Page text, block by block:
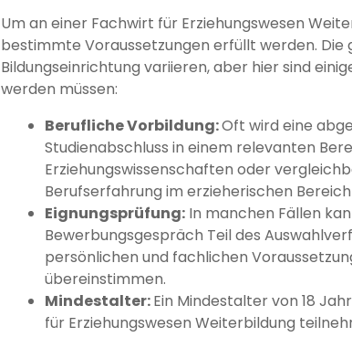
Um an einer Fachwirt für Erziehungswesen
bestimmte Voraussetzungen erfüllt werden.
Bildungseinrichtung variieren, aber hier sind
werden müssen:
Berufliche Vorbildung:Oft wird eine
Studienabschluss in einem relevanten
Erziehungswissenschaften oder
Berufserfahrung im erzieherischen
Eignungsprüfung: In manchen Fällen
Bewerbungsgespräch Teil des
persönlichen und fachlichen
übereinstimmen.
Mindestalter:Ein Mindestalter von 18
für Erziehungswesen Weiterbildung